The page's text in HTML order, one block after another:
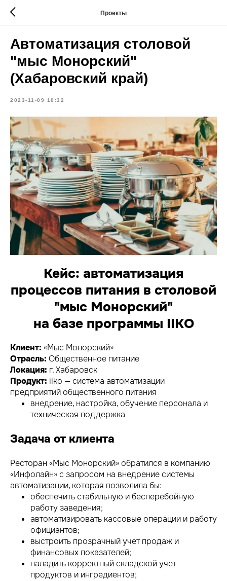
Проекты
Автоматизация столовой
"мыс Монорский"
(Хабаровский край)
2023-11-09 10:32
Кейс: автоматизация
процессов питания в столовой
"мыс Монорский"
на базе программы IIKO
Клиент: «Мыс Монорский»
Отрасль: Общественное питание
Локация: г. Хабаровск
Продукт: iiko — система автоматизации
предприятий общественного питания
внедрение, настройка, обучение персонала и
техническая поддержка
Задача от клиента
Ресторан «Мыс Монорский» обратился в компанию
«Инфолайн» с запросом на внедрение системы
автоматизации, которая позволила бы:
обеспечить стабильную и бесперебойную
работу заведения;
автоматизировать кассовые операции и работу
официантов;
выстроить прозрачный учет продаж и
финансовых показателей;
наладить корректный складской учет
продуктов и ингредиентов;